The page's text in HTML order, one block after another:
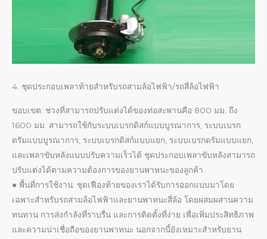
4. ชุดประกอบเพลาท้ายสำหรับรถสามล้อไฟฟ้า/รถสี่ล้อไฟฟ้า
ขอบเขต: ช่วงที่สามารถปรับแต่งได้ของท่อสะพานคือ 800 มม. ถึง
1600 มม. สามารถใช้กับระบบเบรกดิสก์แบบบูรณาการ, ระบบเบรก
ดรัมแบบบูรณาการ, ระบบเบรกดิสก์แบบแยก, ระบบเบรกดรัมแบบแยก,
และเพลาขับหลังแบบปรับความเร็วได้ ชุดประกอบเพลาขับหลังสามารถ
ปรับแต่งได้ตามความต้องการของยานพาหนะของลูกค้า.
● พื้นที่การใช้งาน: ชุดเฟืองท้ายของเราได้รับการออกแบบมาโดย
เฉพาะสำหรับรถสามล้อไฟฟ้าและยานพาหนะสี่ล้อ โดยผสมผสานความ
ทนทาน การส่งกำลังที่ราบรื่น และการติดตั้งที่ง่าย เพื่อเพิ่มประสิทธิภาพ
และความน่าเชื่อถือของยานพาหนะ นอกจากนี้ยังเหมาะสำหรับยาน